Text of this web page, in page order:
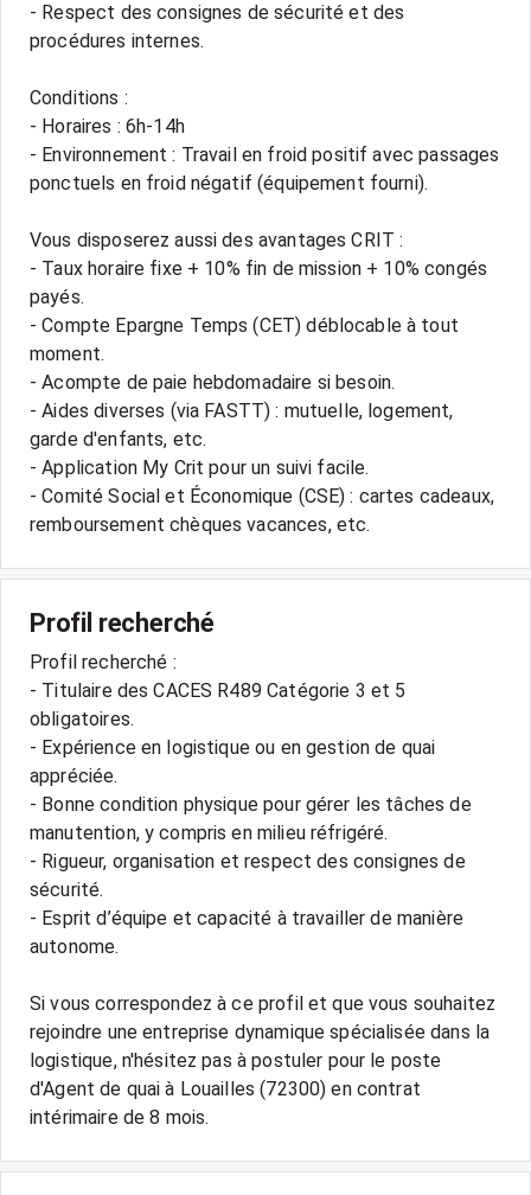
- Respect des consignes de sécurité et des
procédures internes.
Conditions :
- Horaires : 6h-14h
- Environnement : Travail en froid positif avec passages
ponctuels en froid négatif (équipement fourni).
Vous disposerez aussi des avantages CRIT :
- Taux horaire fixe + 10% fin de mission + 10% congés
payés.
- Compte Epargne Temps (CET) déblocable à tout
moment.
- Acompte de paie hebdomadaire si besoin.
- Aides diverses (via FASTT) : mutuelle, logement,
garde d'enfants, etc.
- Application My Crit pour un suivi facile.
- Comité Social et Économique (CSE) : cartes cadeaux,
Profil recherché
Profil recherché :
- Titulaire des CACES R489 Catégorie 3 et 5
obligatoires.
- Expérience en logistique ou en gestion de quai
appréciée.
- Bonne condition physique pour gérer les tâches de
manutention, y compris en milieu réfrigéré.
- Rigueur, organisation et respect des consignes de
sécurité.
- Esprit d’équipe et capacité à travailler de manière
autonome.
Si vous correspondez à ce profil et que vous souhaitez
rejoindre une entreprise dynamique spécialisée dans la
logistique, n'hésitez pas à postuler pour le poste
d'Agent de quai à Louailles (72300) en contrat